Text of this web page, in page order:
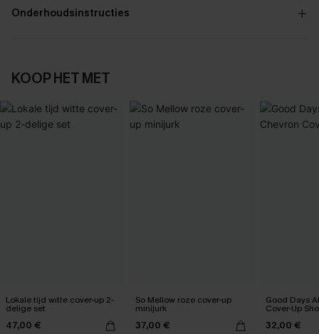
Onderhoudsinstructies
KOOP HET MET
Lokale tijd witte cover-up 2-
delige set
47,00 €
So Mellow roze cover-up
minijurk
37,00 €
Good Days
Cover-Up
32,00 €